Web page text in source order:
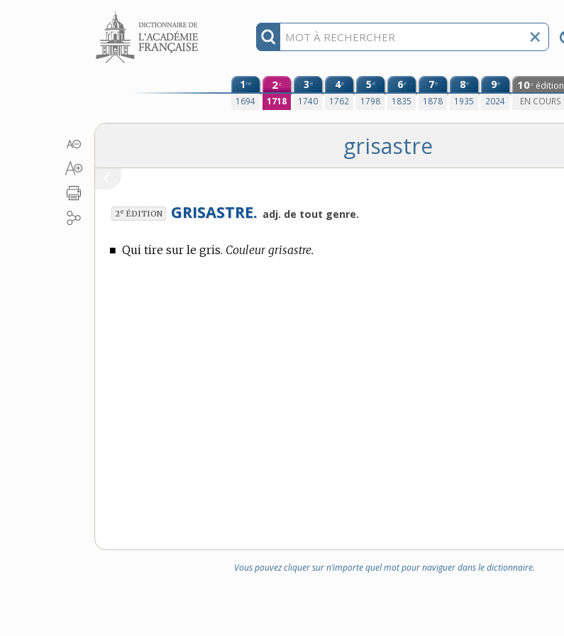
Aller au contenu
1re
1694
2e
1718
3e
1740
4e
1762
5e
1798
6e
1835
7e
1878
8e
1935
9e
2024
10e édition
EN COURS
grisastre
2e ÉDITION GRISASTRE. adj. de tout genre.
■ Qui tire sur le gris. Couleur grisastre.
Vous pouvez cliquer sur n’importe quel mot pour naviguer dans le dictionnaire.